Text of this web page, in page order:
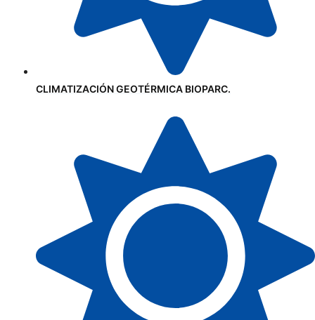
CLIMATIZACIÓN GEOTÉRMICA BIOPARC.